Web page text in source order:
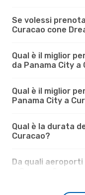
Se volessi
Curacao cone
Qual è il miglior
da Panama City a
Qual è il miglior
Panama City a
Qual è la durata
Curacao?
Da quali